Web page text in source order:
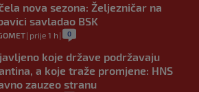
nova sezona: Željezničar na
savladao BSK
| prije 1 h | 0
koje države podržavaju
a koje traže promjene: HNS
zauzeo stranu